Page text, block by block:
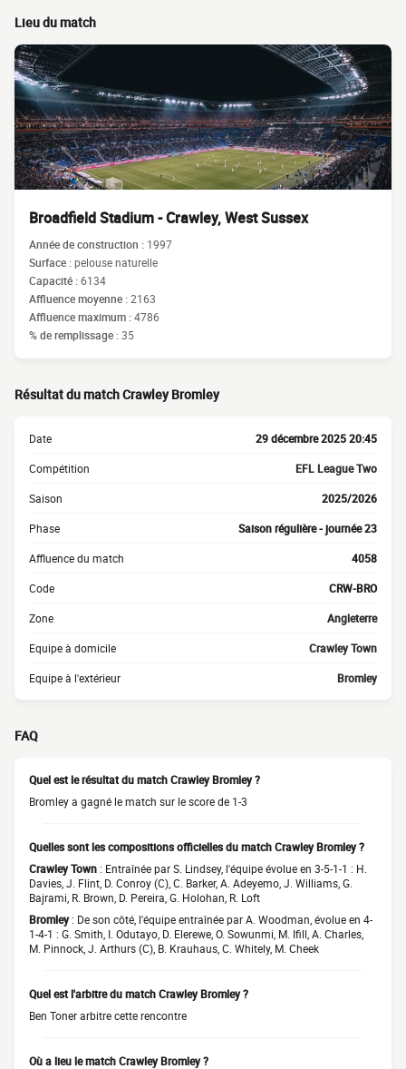
Lieu du match
Broadfield Stadium - Crawley, West Sussex
Année de construction : 1997
Surface :pelouse naturelle
Capacité :6134
Affluence moyenne :2163
Affluence maximum :4786
% de remplissage :35
Résultat du match Crawley Bromley
Date 29 décembre 2025 20:45
Compétition EFL League Two
Saison 2025/2026
Phase Saison régulière - journée 23
Affluence du match 4058
Code CRW-BRO
Zone Angleterre
Equipe à domicile Crawley Town
Equipe à l'extérieur Bromley
FAQ
Quel est le résultat du match Crawley Bromley ?
Bromley a gagné le match sur le score de 1-3
Quelles sont les compositions officielles du match Crawley Bromley ?
Crawley Town : Entraînée par S. Lindsey, l'équipe évolue en 3-5-1-1 : H.
Davies, J. Flint, D. Conroy (C), C. Barker, A. Adeyemo, J. Williams, G.
Bajrami, R. Brown, D. Pereira, G. Holohan, R. Loft
Bromley: De son côté, l'équipe entraînée par A. Woodman, évolue en 4-
1-4-1 : G. Smith, I. Odutayo, D. Elerewe, O. Sowunmi, M. Ifill, A. Charles,
M. Pinnock, J. Arthurs (C), B. Krauhaus, C. Whitely, M. Cheek
Quel est l'arbitre du match Crawley Bromley ?
Ben Toner arbitre cette rencontre
Où a lieu le match Crawley Bromley ?